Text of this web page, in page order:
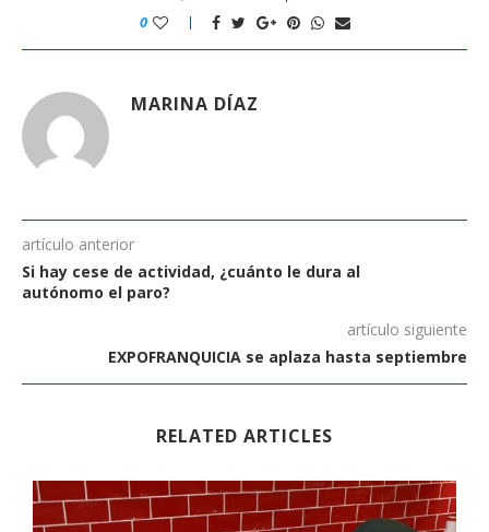
0
MARINA DÍAZ
artículo anterior
Si hay cese de actividad, ¿cuánto le dura al
autónomo el paro?
artículo siguiente
EXPOFRANQUICIA se aplaza hasta septiembre
RELATED ARTICLES